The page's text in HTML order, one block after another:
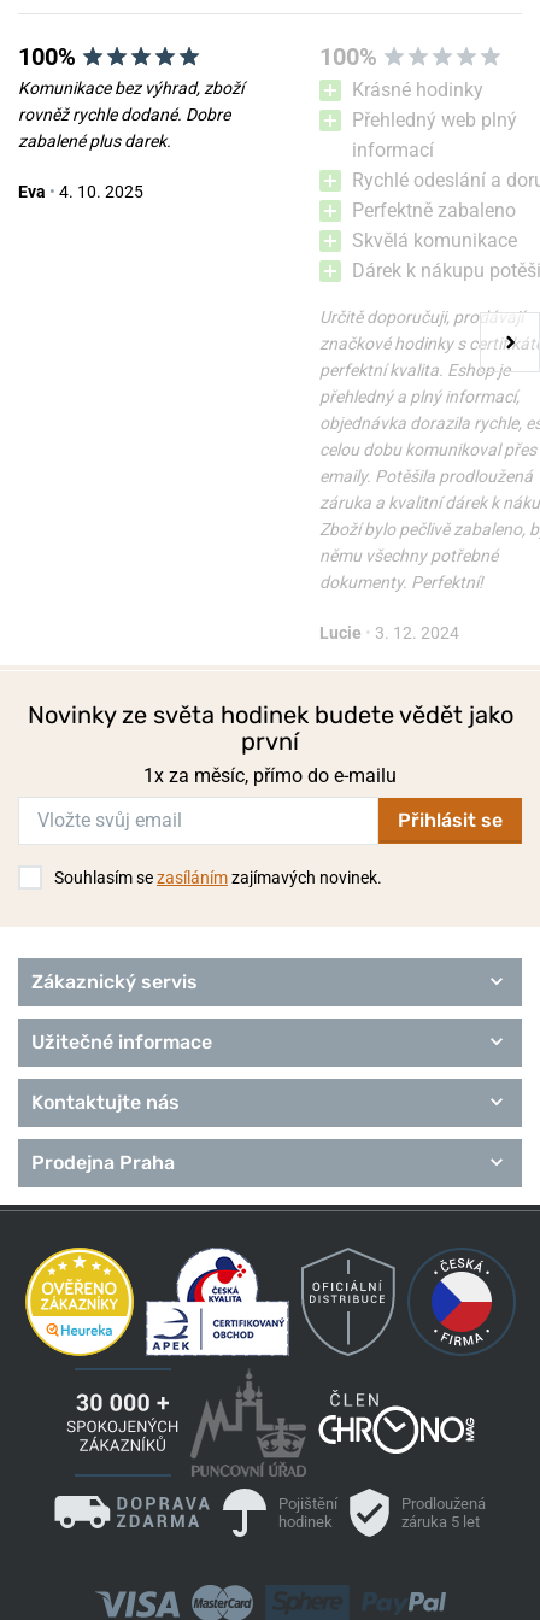
Milada
20. 9.
“”
Krásně elegantní do společnosti i na všední den.
Velice lehké.
Boccia Titanium 3310-01
Skladem ve středu 12. 8. u vás
1 790 Kč
100%
Komunikace bez výhrad, zboží
rovněž rychle dodané. Dobre
zabalené plus darek.
Eva • 4. 10. 2025
100%
Krásné hodinky
Přehledný web plný
informací
Rychlé odeslání a
Perfektně zabaleno
Skvělá komunikace
Dárek k nákupu
Určitě doporučuji, prodávají
značkové hodinky s
perfektní kvalita. Eshop je
přehledný a plný informací,
objednávka dorazila rychle,
celou dobu komunikoval přes
emaily. Potěšila prodloužená
záruka a kvalitní dárek k
Zboží bylo pečlivě zabaleno,
němu všechny potřebné
dokumenty. Perfektní!
Lucie • 3. 12. 2024
Novinky ze světa hodinek budete vědět jako
první
1x za měsíc, přímo do e-mailu
Přihlásit se
Souhlasím sezasílánímzajímavých novinek.
Zákaznický servis
Užitečné informace
Kontaktujte nás
Prodejna Praha
Pojištění
hodinek
Prodloužená
záruka 5 let